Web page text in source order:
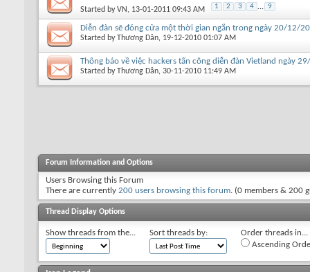
Started byVN , 13-01-2011 09:43 AM 1 2 3 4 ... 9
Diễn đàn sẽ đóng cửa một thời gian ngắn trong ngày 20/12/
Started byThương Dân, 19-12-2010 01:07 AM
Thông báo về việc hackers tấn công diễn đàn Vietland ngày
Started byThương Dân, 30-11-2010 11:49 AM
Forum Information and Options
Users Browsing this Forum
There are currently 200 users browsing this forum. (0 members & 200
Thread Display Options
Show threads from the... Sort threads by:
Order threads in...
Ascending